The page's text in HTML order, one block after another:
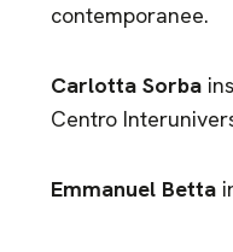
contemporanee.
Carlotta Sorba
Centro
Emmanuel Betta